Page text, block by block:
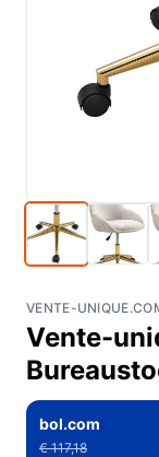
VENTE-
Vente-
bol.com
€ 117,18